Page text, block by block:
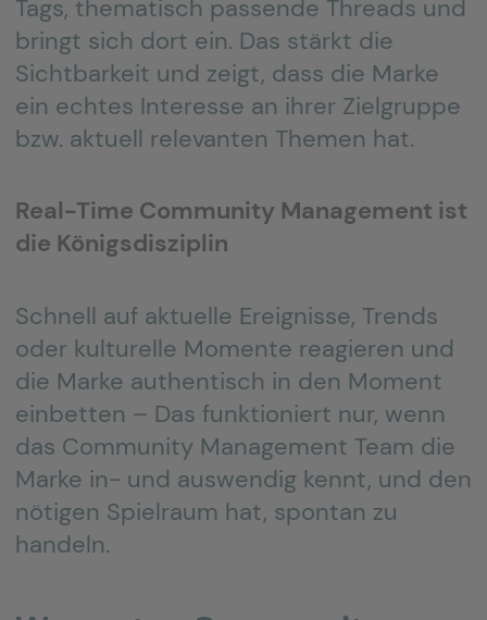
Tags, thematisch passende Threads und
bringt sich dort ein. Das stärkt die
Sichtbarkeit und zeigt, dass die Marke
ein echtes Interesse an ihrer Zielgruppe
bzw. aktuell relevanten Themen hat.
Real-Time Community Management ist
die Königsdisziplin
Schnell auf aktuelle Ereignisse, Trends
oder kulturelle Momente reagieren und
die Marke authentisch in den Moment
einbetten – Das funktioniert nur, wenn
das Community Management Team die
Marke in- und auswendig kennt, und den
nötigen Spielraum hat, spontan zu
handeln.